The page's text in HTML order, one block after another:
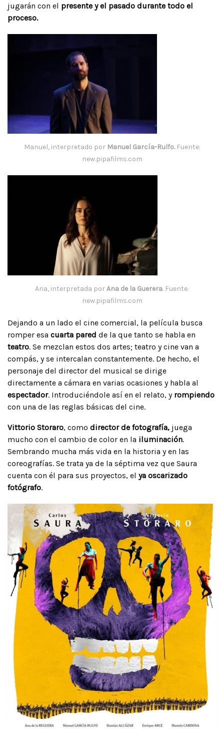
jugarán con el presente y el pasado durante todo el
proceso.
Manuel, interpretado por Manuel García-Rulfo.Fuente:
new.pipafilms.com
Ana, interpretada porAna de la Guerera. Fuente:
new.pipafilms.com
Dejando a un lado el cine comercial, la película busca
romper esa cuarta pared de la que tanto se habla en
teatro. Se mezclan estos dos artes; teatro y cine van a
compás, y se intercalan constantemente. De hecho, el
personaje del director del musical se dirige
directamente a cámara en varias ocasiones y habla al
espectador. Introduciéndole así en el relato, y rompiendo
con una de las reglas básicas del cine.
Vittorio Storaro, como director de fotografía, juega
mucho con el cambio de color en la iluminación.
Sembrando mucha más vida en la historia y en las
coreografías. Se trata ya de la séptima vez que Saura
cuenta con él para sus proyectos, el ya oscarizado
fotógrafo.